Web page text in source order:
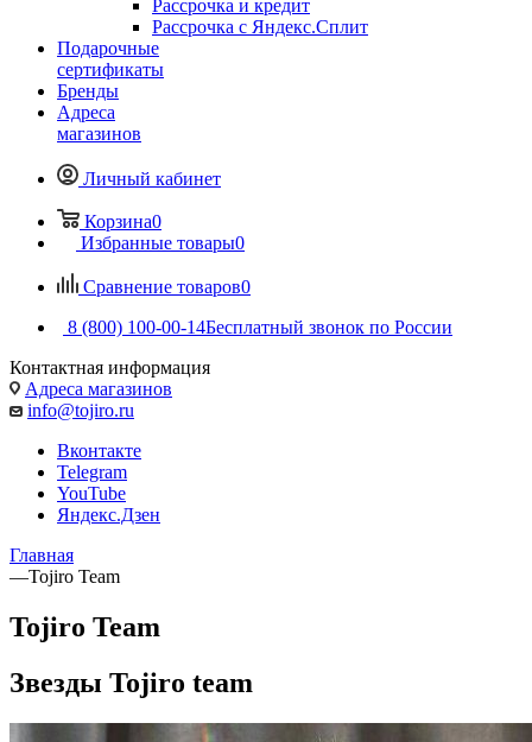
Рассрочка и кредит
Рассрочка с Яндекс.Сплит
Подарочные
сертификаты
Бренды
Адреса
магазинов
Личный кабинет
Корзина0
Избранные товары0
Сравнение товаров0
8 (800) 100-00-14Бесплатный звонок по России
Контактная информация
Адреса магазинов
info@tojiro.ru
Вконтакте
Telegram
YouTube
Яндекс.Дзен
Главная
—Tojiro Team
Tojiro Team
Звезды Tojiro team